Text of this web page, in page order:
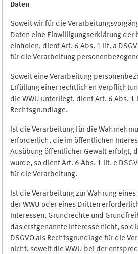
Daten
Soweit wir für die
Daten eine Einwilligungserklärung der
einholen, dient Art. 6 Abs. 1 lit. a
für die Verarbeitung
Soweit eine Verarbeitung
Erfüllung einer rechtlichen
die WWU unterliegt, dient Art. 6 Abs. 1
Rechtsgrundlage.
Ist die Verarbeitung für die
erforderlich, die im öffentlichen
Ausübung öffentlicher Gewalt erfolgt,
wurde, so dient Art. 6 Abs. 1 lit. e
für die Verarbeitung.
Ist die Verarbeitung zur Wahrung
der WWU oder eines Dritten
Interessen, Grundrechte und
das erstgenannte Interesse nicht, so
DSGVO als Rechtsgrundlage für die
nicht, soweit die WWU bei der